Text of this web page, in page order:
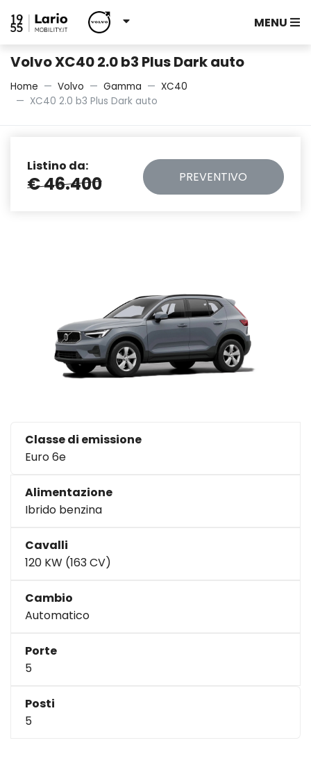
MENU
Volvo XC40 2.0 b3 Plus Dark auto
Home Volvo Gamma
XC40
XC40 2.0 b3 Plus Dark auto
Listino da:
€ 46.400 PREVENTIVO
Classe di emissione
Euro 6e
Alimentazione
Ibrido benzina
Cavalli
120 KW (163 CV)
Cambio
Automatico
Porte
5
Posti
5